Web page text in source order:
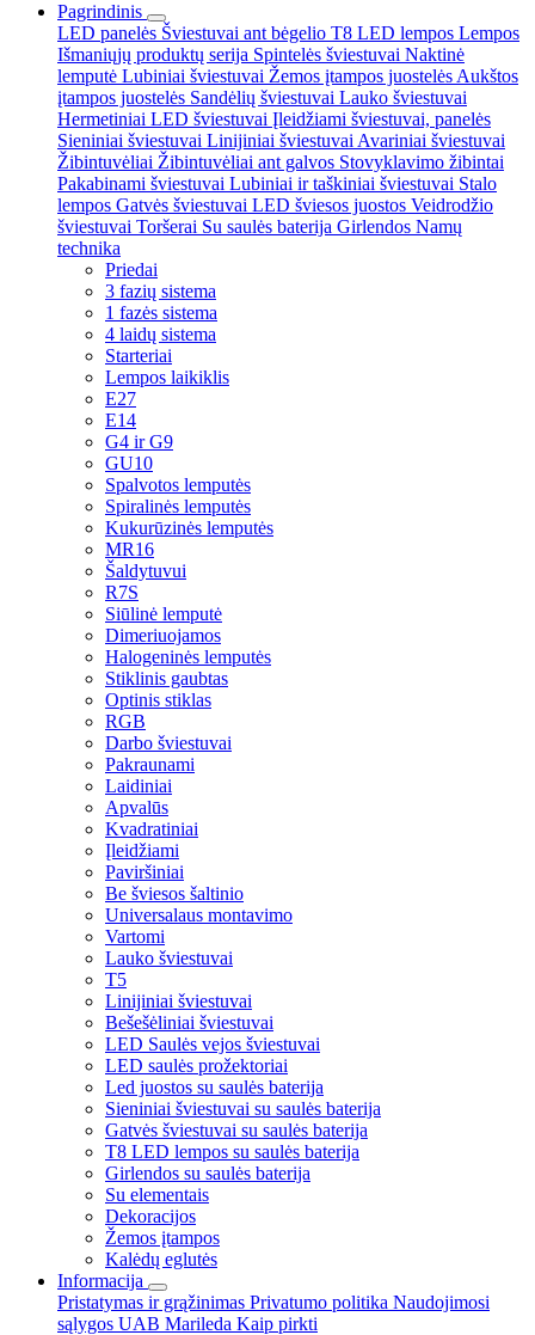
Pagrindinis
LED panelės Šviestuvai ant bėgelio T8 LED lempos Lempos
Išmaniųjų produktų serija Spintelės šviestuvai Naktinė
lemputė Lubiniai šviestuvai Žemos įtampos juostelės Aukštos
įtampos juostelės Sandėlių šviestuvai Lauko šviestuvai
Hermetiniai LED šviestuvai Įleidžiami šviestuvai, panelės
Sieniniai šviestuvai Linijiniai šviestuvai Avariniai šviestuvai
Žibintuvėliai Žibintuvėliai ant galvos Stovyklavimo žibintai
Pakabinami šviestuvai Lubiniai ir taškiniai šviestuvai Stalo
lempos Gatvės šviestuvai LED šviesos juostos Veidrodžio
šviestuvai Toršerai Su saulės baterija Girlendos Namų
technika
Priedai
3 fazių sistema
1 fazės sistema
4 laidų sistema
Starteriai
Lempos laikiklis
E27
E14
G4 ir G9
GU10
Spalvotos lemputės
Spiralinės lemputės
Kukurūzinės lemputės
MR16
Šaldytuvui
R7S
Siūlinė lemputė
Dimeriuojamos
Halogeninės lemputės
Stiklinis gaubtas
Optinis stiklas
RGB
Darbo šviestuvai
Pakraunami
Laidiniai
Apvalūs
Kvadratiniai
Įleidžiami
Paviršiniai
Be šviesos šaltinio
Universalaus montavimo
Vartomi
Lauko šviestuvai
T5
Linijiniai šviestuvai
Bešešėliniai šviestuvai
LED Saulės vejos šviestuvai
LED saulės prožektoriai
Led juostos su saulės baterija
Sieniniai šviestuvai su saulės baterija
Gatvės šviestuvai su saulės baterija
T8 LED lempos su saulės baterija
Girlendos su saulės baterija
Su elementais
Dekoracijos
Žemos įtampos
Kalėdų eglutės
Informacija
Pristatymas ir grąžinimas Privatumo politika Naudojimosi
sąlygos UAB Marileda Kaip pirkti